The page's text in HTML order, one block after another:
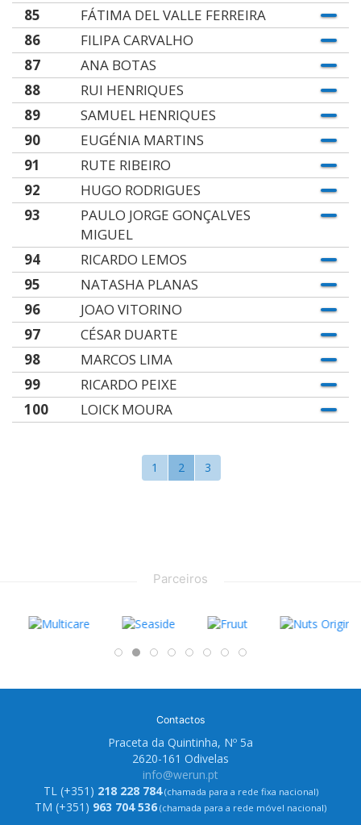
85
FÁTIMA DEL VALLE FERREIRA
86
FILIPA CARVALHO
87
ANA BOTAS
88
RUI HENRIQUES
89
SAMUEL HENRIQUES
90
EUGÉNIA MARTINS
91
RUTE RIBEIRO
92
HUGO RODRIGUES
93
PAULO JORGE GONÇALVES
MIGUEL
94
RICARDO LEMOS
95
NATASHA PLANAS
96
JOAO VITORINO
97
CÉSAR DUARTE
98
MARCOS LIMA
99
RICARDO PEIXE
100
LOICK MOURA
1 2 3
Parceiros
Contactos
Praceta da Quintinha, Nº 5a
2620-161 Odivelas
info@werun.pt
TL (+351) 218 228 784(chamada para a rede fixa nacional)
TM (+351) 963 704 536 (chamada para a rede móvel nacional)